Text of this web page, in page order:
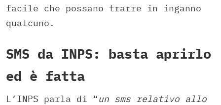
facile che possano trarre in inganno
qualcuno.
SMS da INPS: basta aprirlo
ed è fatta
L’INPS parla di “un sms relativo allo